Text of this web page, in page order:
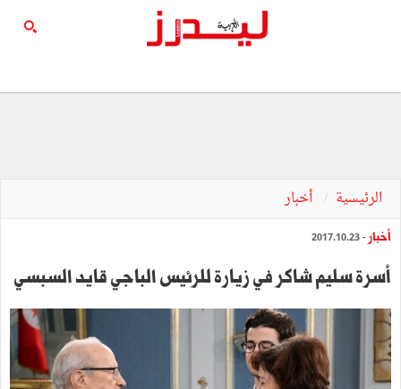
الرئيسية أخبار
أخبار - 2017.10.23
أسرة سليم شاكر في زيارة للرئيس الباجي قايد السبسي